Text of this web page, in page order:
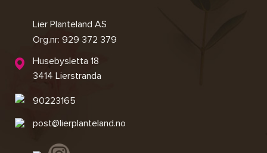
Lier Planteland AS
Org.nr: 929 372 379
Husebysletta 18
3414 Lierstranda
90223165
post@lierplanteland.no